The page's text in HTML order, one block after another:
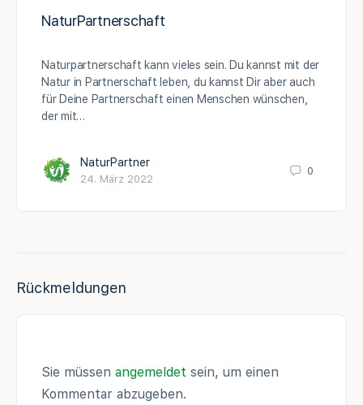
NaturPartnerschaft
Naturpartnerschaft kann vieles sein. Du kannst mit der
Natur in Partnerschaft leben, du kannst Dir aber auch
für Deine Partnerschaft einen Menschen wünschen,
der mit…
NaturPartner
24. März 2022
0
Rückmeldungen
Sie müssen angemeldet sein, um einen
Kommentar abzugeben.